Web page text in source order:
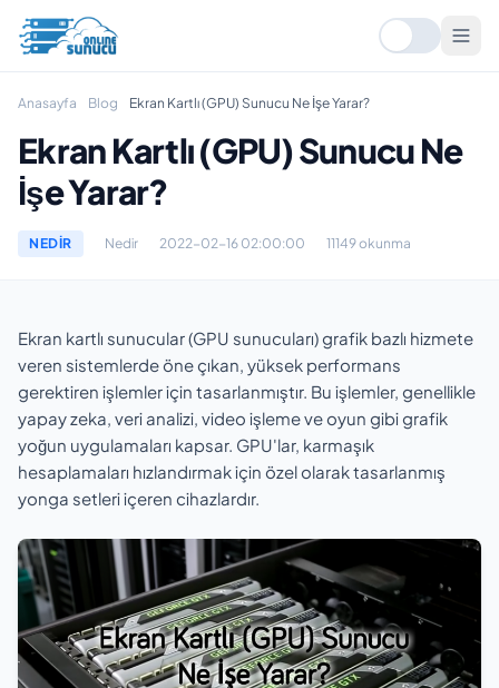
Anasayfa Blog Ekran Kartlı (GPU) Sunucu Ne İşe Yarar?
Ekran Kartlı (GPU) Sunucu Ne
İşe Yarar?
NEDIR Nedir 2022-02-16 02:00:00 11149 okunma
Ekran kartlı sunucular (GPU sunucuları) grafik bazlı hizmete
veren sistemlerde öne çıkan, yüksek performans
gerektiren işlemler için tasarlanmıştır. Bu işlemler, genellikle
yapay zeka, veri analizi, video işleme ve oyun gibi grafik
yoğun uygulamaları kapsar. GPU'lar, karmaşık
hesaplamaları hızlandırmak için özel olarak tasarlanmış
yonga setleri içeren cihazlardır.